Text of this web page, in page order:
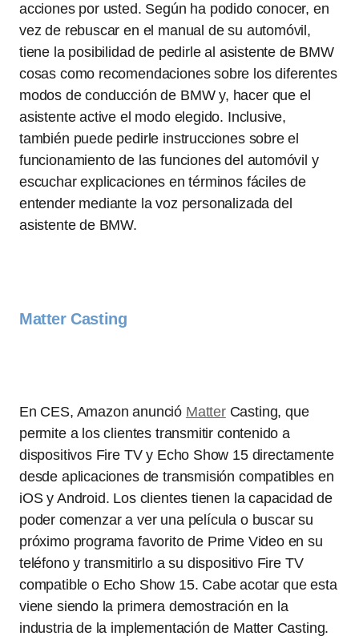
acciones por usted. Según ha podido conocer, en
vez de rebuscar en el manual de su automóvil,
tiene la posibilidad de pedirle al asistente de BMW
cosas como recomendaciones sobre los diferentes
modos de conducción de BMW y, hacer que el
asistente active el modo elegido. Inclusive,
también puede pedirle instrucciones sobre el
funcionamiento de las funciones del automóvil y
escuchar explicaciones en términos fáciles de
entender mediante la voz personalizada del
asistente de BMW.
Matter Casting
En CES, Amazon anunció MatterCasting, que
permite a los clientes transmitir contenido a
dispositivos Fire TV y Echo Show 15 directamente
desde aplicaciones de transmisión compatibles en
iOS y Android. Los clientes tienen la capacidad de
poder comenzar a ver una película o buscar su
próximo programa favorito de Prime Video en su
teléfono y transmitirlo a su dispositivo Fire TV
compatible o Echo Show 15. Cabe acotar que esta
viene siendo la primera demostración en la
industria de la implementación de Matter Casting.